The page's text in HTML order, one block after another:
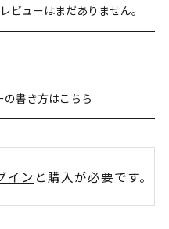
ビューはまだありません。
の書き方はこちら
イン と購入が必要です。